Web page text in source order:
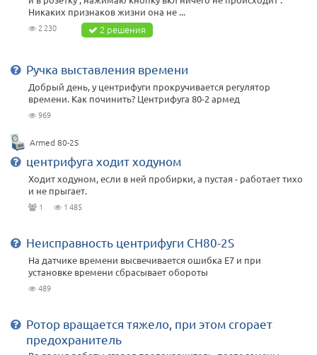
Никаких признаков жизни она не ...
2 230 2 решения
Ручка выставления времени
Добрый день, у центрифуги прокручивается регулятор
времени. Как починить? Центрифуга 80-2 армед
969
Armed 80-2S
центрифуга ходит ходуном
Ходит ходуном, если в ней пробирки, а пустая - работает тихо
и не прыгает.
1 1 485
Неисправность центрифуги CH80-2S
На датчике времени высвечивается ошибка Е7 и при
установке времени сбрасывает обороты
489
Ротор вращается тяжело, при этом сгорает
предохранитель